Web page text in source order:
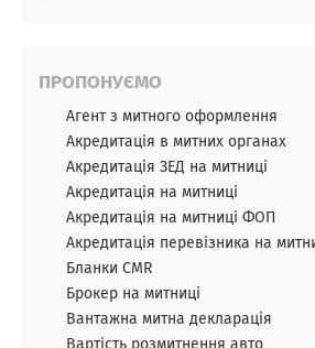
ПРОПОНУЄМО
Агент з митного оформлення
Акредитація в митних органах
Акредитація ЗЕД на митниці
Акредитація на митниці
Акредитація на митниці ФОП
Акредитація перевізника на
Бланки CMR
Брокер на митниці
Вантажна митна декларація
Вартість розмитнення авто